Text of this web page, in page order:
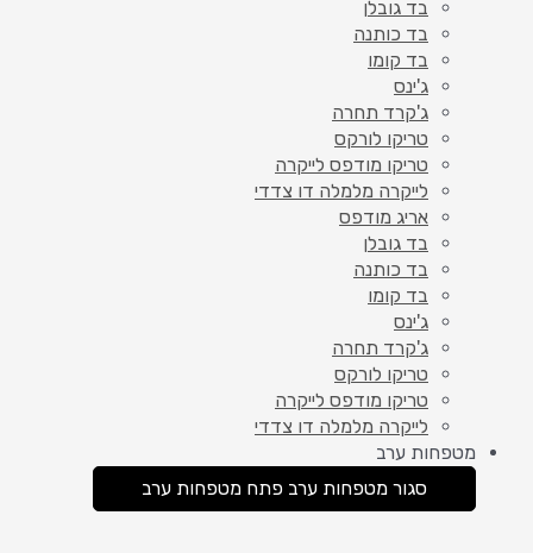
בד גובלן
בד כותנה
בד קומו
ג'ינס
ג'קרד תחרה
טריקו לורקס
טריקו מודפס לייקרה
לייקרה מלמלה דו צדדי
אריג מודפס
בד גובלן
בד כותנה
בד קומו
ג'ינס
ג'קרד תחרה
טריקו לורקס
טריקו מודפס לייקרה
לייקרה מלמלה דו צדדי
מטפחות ערב
סגור מטפחות ערב פתח מטפחות ערב